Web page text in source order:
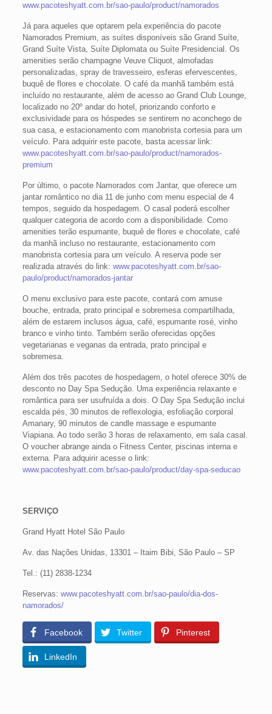
www.pacoteshyatt.com.br/sao-paulo/product/namorados
Já para aqueles que optarem pela experiência do pacote
Namorados Premium, as suítes disponíveis são Grand Suíte,
Grand Suíte Vista, Suíte Diplomata ou Suíte Presidencial. Os
amenities serão champagne Veuve Cliquot, almofadas
personalizadas, spray de travesseiro, esferas efervescentes,
buquê de flores e chocolate. O café da manhã também está
incluído no restaurante, além de acesso ao Grand Club Lounge,
localizado no 20º andar do hotel, priorizando conforto e
exclusividade para os hóspedes se sentirem no aconchego de
sua casa, e estacionamento com manobrista cortesia para um
veículo. Para adquirir este pacote, basta acessar link:
www.pacoteshyatt.com.br/sao-paulo/product/namorados-
premium
Por último, o pacote Namorados com Jantar, que oferece um
jantar romântico no dia 11 de junho com menu especial de 4
tempos, seguido da hospedagem. O casal poderá escolher
qualquer categoria de acordo com a disponibilidade. Como
amenities terão espumante, buquê de flores e chocolate, café
da manhã incluso no restaurante, estacionamento com
manobrista cortesia para um veículo. A reserva pode ser
realizada através do link: www.pacoteshyatt.com.br/sao-
paulo/product/namorados-jantar
O menu exclusivo para este pacote, contará com amuse
bouche, entrada, prato principal e sobremesa compartilhada,
além de estarem inclusos água, café, espumante rosé, vinho
branco e vinho tinto. Também serão oferecidas opções
vegetarianas e veganas da entrada, prato principal e
sobremesa.
Além dos três pacotes de hospedagem, o hotel oferece 30% de
desconto no Day Spa Sedução. Uma experiência relaxante e
romântica para ser usufruída a dois. O Day Spa Sedução inclui
escalda pés, 30 minutos de reflexologia, esfoliação corporal
Amanary, 90 minutos de candle massage e espumante
Viapiana. Ao todo serão 3 horas de relaxamento, em sala casal.
O voucher abrange ainda o Fitness Center, piscinas interna e
externa. Para adquirir acesse o link:
www.pacoteshyatt.com.br/sao-paulo/product/day-spa-seducao
SERVIÇO
Grand Hyatt Hotel São Paulo
Av. das Nações Unidas, 13301 – Itaim Bibi, São Paulo – SP
Tel.: (11) 2838-1234
Reservas: www.pacoteshyatt.com.br/sao-paulo/dia-dos-
namorados/
Facebook Twitter Pinterest
LinkedIn